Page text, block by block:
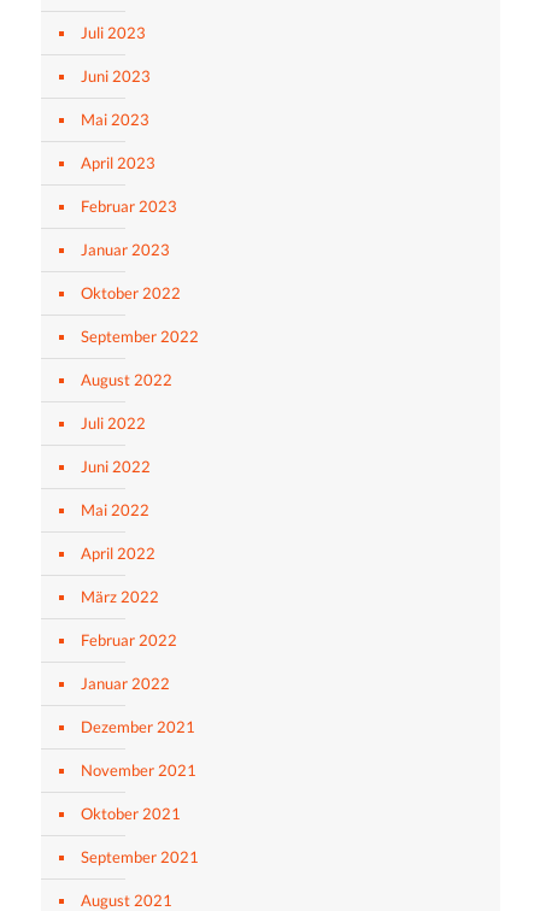
Juli 2023
Juni 2023
Mai 2023
April 2023
Februar 2023
Januar 2023
Oktober 2022
September 2022
August 2022
Juli 2022
Juni 2022
Mai 2022
April 2022
März 2022
Februar 2022
Januar 2022
Dezember 2021
November 2021
Oktober 2021
September 2021
August 2021